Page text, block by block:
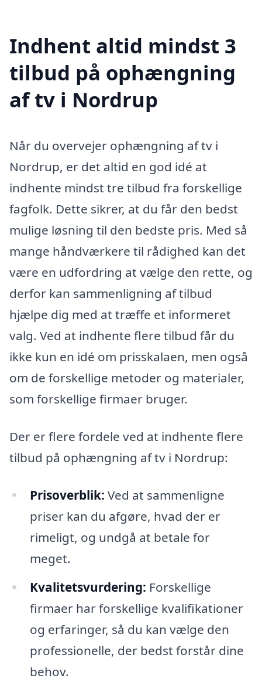
Indhent altid mindst 3
tilbud på ophængning
af tv i Nordrup
Når du overvejer ophængning af tv i
Nordrup, er det altid en god idé at
indhente mindst tre tilbud fra forskellige
fagfolk. Dette sikrer, at du får den bedst
mulige løsning til den bedste pris. Med så
mange håndværkere til rådighed kan det
være en udfordring at vælge den rette, og
derfor kan sammenligning af tilbud
hjælpe dig med at træffe et informeret
valg. Ved at indhente flere tilbud får du
ikke kun en idé om prisskalaen, men også
om de forskellige metoder og materialer,
som forskellige firmaer bruger.
Der er flere fordele ved at indhente flere
tilbud på ophængning af tv i Nordrup:
Prisoverblik: Ved at sammenligne
priser kan du afgøre, hvad der er
rimeligt, og undgå at betale for
meget.
Kvalitetsvurdering: Forskellige
firmaer har forskellige kvalifikationer
og erfaringer, så du kan vælge den
professionelle, der bedst forstår dine
behov.